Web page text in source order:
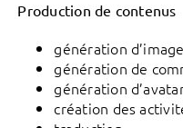
Production de contenus
génération
génération de
génération
création des